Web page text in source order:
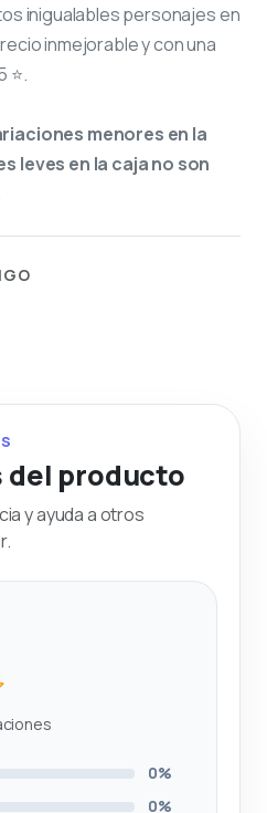
inigualables personajes en
inmejorable y con una
⭐.
menores en la
leves en la caja no son
del producto
y ayuda a otros
0%
0%